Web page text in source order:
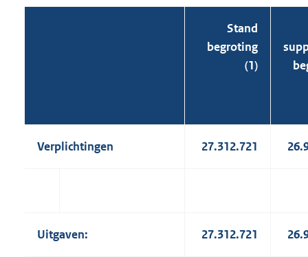
Stand
begroting
(1)
Verplichtingen 27.312.721
Uitgaven: 27.312.721